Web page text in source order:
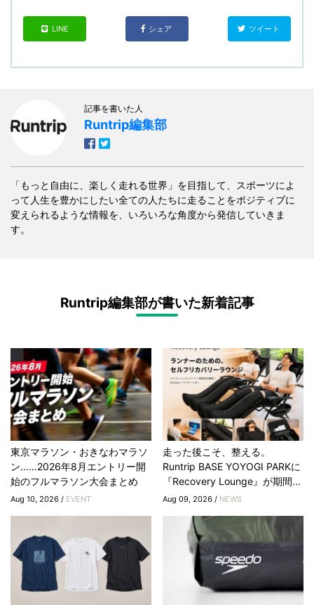
LINE シェア ツイート
記事を書いた人
Runtrip編集部
「もっと自由に、楽しく走れる世界」を目指して、スポーツによ
って人生を豊かにしたい全ての人たちに走ることをポジティブに
変えられるような情報を、いろいろな角度から発信していきま
す。
Runtrip編集部が書いた新着記事
東京マラソン・おきなわマラソ
ン……2026年8月エントリー開
始のフルマラソン大会まとめ
Aug 10, 2026 / EVENT
走った後こそ、整える。
Runtrip BASE YOYOGI PARKに
『Recovery Lounge』が期間...
Aug 09, 2026 / NEWS